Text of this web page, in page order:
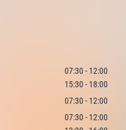
07:30 - 12:00
15:30 - 18:00
07:30 - 12:00
07:30 - 12:00